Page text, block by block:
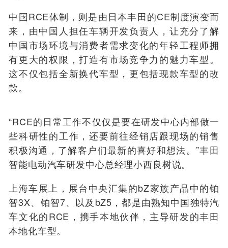
中国RCE体制，则是由日本丰田的CE制度演变而
来，由中国人担任车辆开发负责人，让充分了解
中国市场环境与消费者需求变化的年轻工程师拥
有更大的权限，打造有市场竞争力的魅力车型。
这不仅包括全新换代车型，更包括现款车型的改
款。
“RCE的日常工作不仅仅是要在研发中心内部做一
些科研性的工作，还要前往经销店跟现场的销售
积极沟通，了解客户们最新的喜好和想法。”丰田
智能电动汽车研发中心总经理小西良树说。
上海车展上，展台中央汇集的bZ家族产品中的铂
智3X、铂智7、以及bZ5，都是由熟知中国独特汽
车文化的RCE，携手本地伙伴，主导研发的丰田
本地化车型。